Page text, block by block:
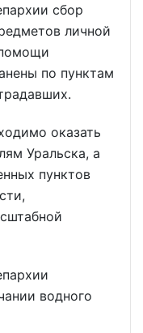
сбор
личной
по пунктам
оказать
Уральска, а
пунктов
водного